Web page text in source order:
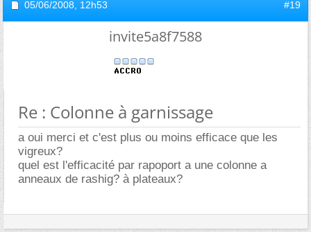
05/06/2008, 12h53 #19
invite5a8f7588
Re : Colonne à garnissage
a oui merci et c'est plus ou moins efficace que les
vigreux?
quel est l'efficacité par rapoport a une colonne a
anneaux de rashig? à plateaux?